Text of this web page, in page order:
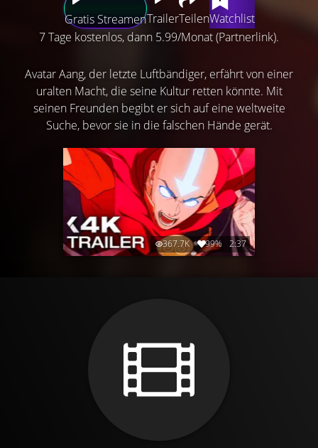
Gratis StreamenTrailerTeilenWatchlist
7 Tage kostenlos, dann 5.99/Monat (Partnerlink).
Avatar Aang, der letzte Luftbändiger, erfährt von einer
uralten Macht, die seine Kultur retten könnte. Mit
seinen Freunden begibt er sich auf eine weltweite
Suche, bevor sie in die falschen Hände gerät.
367.7K 99% 2:37